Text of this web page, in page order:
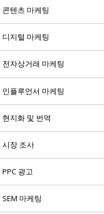
콘텐츠 마케팅
디지털 마케팅
전자상거래 마케팅
인플루언서 마케팅
현지화 및 번역
시장 조사
PPC 광고
SEM 마케팅